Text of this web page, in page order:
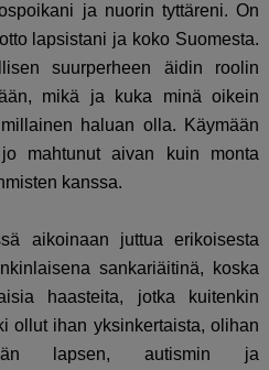
ja nuorin tyttäreni. On
lapsistani ja koko Suomesta.
suurperheen äidin roolin
mikä ja kuka minä oikein
haluan olla. Käymään
mahtunut aivan kuin monta
kanssa.
aikoinaan juttua erikoisesta
sankariäitinä, koska
haasteita, jotka kuitenkin
ollut ihan yksinkertaista, olihan
lapsen, autismin ja